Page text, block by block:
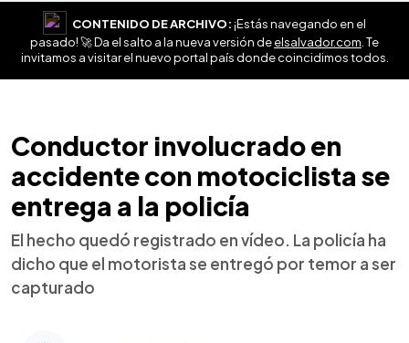
CONTENIDO DE ARCHIVO:¡Estás navegando en el
pasado! 🚀 Da el salto a la nueva versión deelsalvador.com . Te
invitamos a visitar el nuevo portal país donde coincidimos todos.
Conductor involucrado en
accidente con motociclista se
entrega a la policía
El hecho quedó registrado en vídeo. La policía ha
dicho que el motorista se entregó por temor a ser
capturado